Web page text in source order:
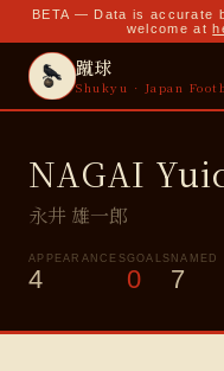
BETA — Data is accurate
welcome at
蹴球
Shukyu · Japan
NAGAI
永井 雄一郎
APPEARANCES
4
GOALS
0
NAMED
7